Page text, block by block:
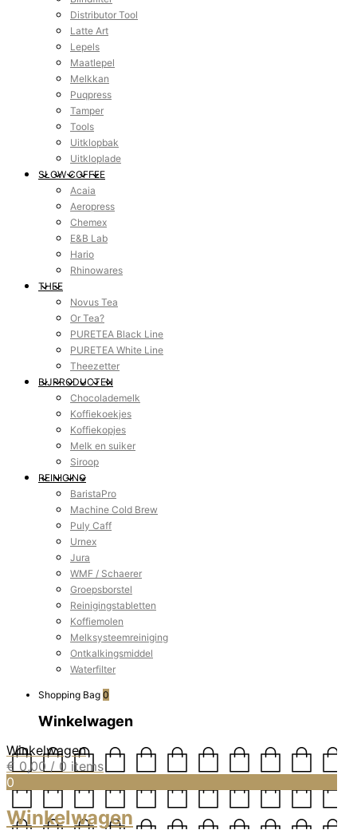
Distributor Tool
Latte Art
Lepels
Maatlepel
Melkkan
Puqpress
Tamper
Tools
Uitklopbak
Uitkloplade
SLOW COFFEE
Acaia
Aeropress
Chemex
E&B Lab
Hario
Rhinowares
THEE
Novus Tea
Or Tea?
PURETEA Black Line
PURETEA White Line
Theezetter
BIJPRODUCTEN
Chocolademelk
Koffiekoekjes
Koffiekopjes
Melk en suiker
Siroop
REINIGING
BaristaPro
Machine Cold Brew
Puly Caff
Urnex
Jura
WMF / Schaerer
Groepsborstel
Reinigingstabletten
Koffiemolen
Melksysteemreiniging
Ontkalkingsmiddel
Waterfilter
Shopping Bag 0
Winkelwagen
Winkelwagen
€ 0,00 / 0 items
0
Winkelwagen